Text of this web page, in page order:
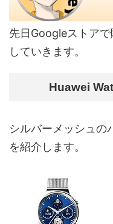
先日Googleストア
していきます。
Huawei
シルバーメッシュ
を紹介します。